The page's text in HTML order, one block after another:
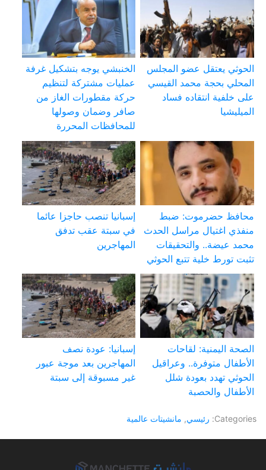
الحوثي يعتقل عضو المجلس
المحلي بحجة محمد القيسي
على خلفية انتقاده فساد
الميليشيا
الخنبشي يوجه بتشكيل غرفة
عمليات مشتركة لتنظيم
حركة مقطورات الغاز من
صافر وضمان وصولها
للمحافظات المحررة
محافظ حضرموت: ضبط
منفذي اغتيال مراسل الحدث
محمد عيضة.. والتحقيقات
تثبت تورط خلية تتبع الحوثي
إسبانيا تنصب حاجزا عائما
في سبتة عقب تدفق
المهاجرين
الصحة اليمنية: لقاحات
الأطفال متوفرة.. وعراقيل
الحوثي تهدد بعودة شلل
الأطفال والحصبة
إسبانيا: عودة نصف
المهاجرين بعد موجة عبور
غير مسبوقة إلى سبتة
Categories: رئيسي, مانشيتات عالمية